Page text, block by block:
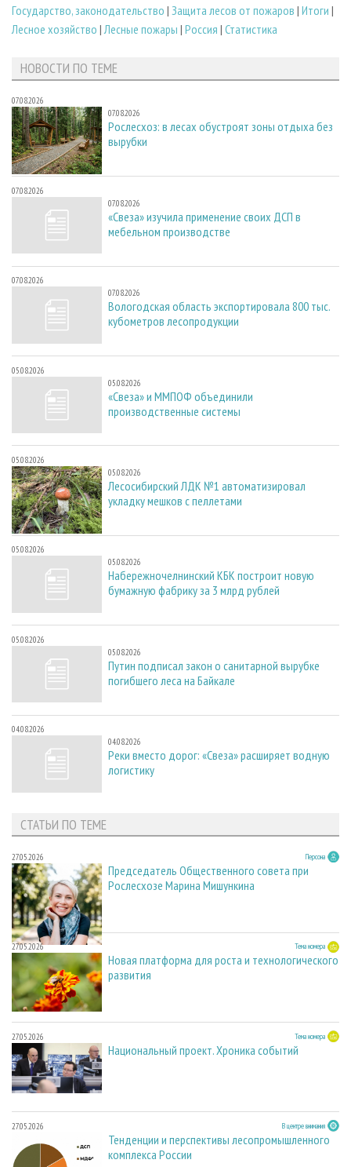
Государство, законодательство | Защита лесов от пожаров | Итоги |
Лесное хозяйство | Лесные пожары | Россия | Статистика
НОВОСТИ ПО ТЕМЕ
07.08.2026
07.08.2026
Рослесхоз: в лесах обустроят зоны отдыха без
вырубки
07.08.2026
07.08.2026
«Свеза» изучила применение своих ДСП в
мебельном производстве
07.08.2026
07.08.2026
Вологодская область экспортировала 800 тыс.
кубометров лесопродукции
05.08.2026
05.08.2026
«Свеза» и ММПОФ объединили
производственные системы
05.08.2026
05.08.2026
Лесосибирский ЛДК №1 автоматизировал
укладку мешков с пеллетами
05.08.2026
05.08.2026
Набережночелнинский КБК построит новую
бумажную фабрику за 3 млрд рублей
05.08.2026
05.08.2026
Путин подписал закон о санитарной вырубке
погибшего леса на Байкале
04.08.2026
04.08.2026
Реки вместо дорог: «Свеза» расширяет водную
логистику
СТАТЬИ ПО ТЕМЕ
27.05.2026 Персона
Председатель Общественного совета при
Рослесхозе Марина Мишункина
27.05.2026 Тема номера
Новая платформа для роста и технологического
развития
27.05.2026 Тема номера
Национальный проект. Хроника событий
27.05.2026 В центре внимания
Тенденции и перспективы лесопромышленного
комплекса России